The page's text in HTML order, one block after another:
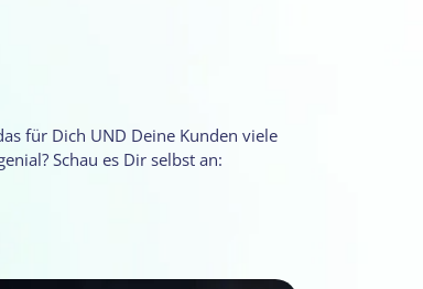
für Dich UND Deine Kunden viele
Schau es Dir selbst an: